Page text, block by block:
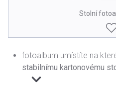
fotoalbum umístíte na
stabilnímu kartonovému